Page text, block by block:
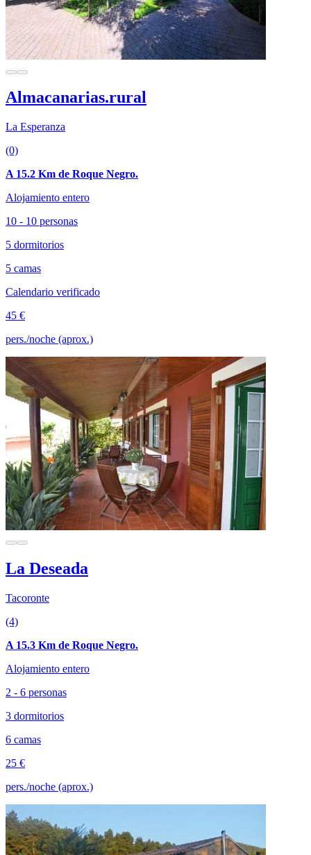
Almacanarias.rural
La Esperanza
(0)
A 15.2 Km de Roque Negro.
Alojamiento entero
10 - 10 personas
5 dormitorios
5 camas
Calendario verificado
45 €
pers./noche (aprox.)
La Deseada
Tacoronte
(4)
A 15.3 Km de Roque Negro.
Alojamiento entero
2 - 6 personas
3 dormitorios
6 camas
25 €
pers./noche (aprox.)